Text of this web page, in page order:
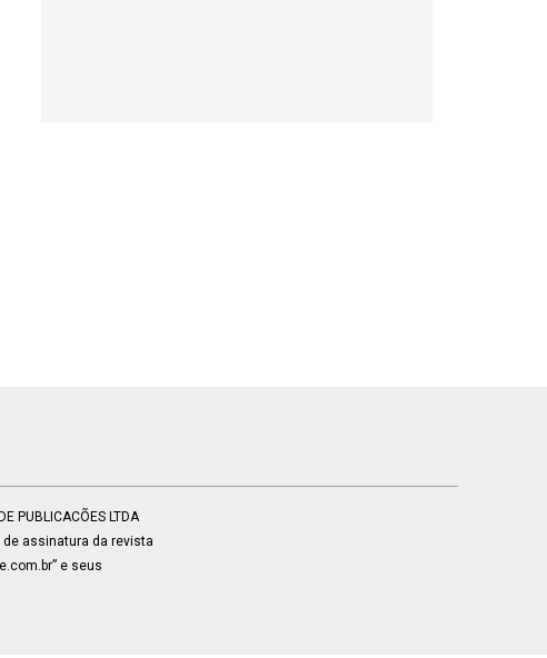
PUBLICACÕES LTDA
assinatura da revista
e seus